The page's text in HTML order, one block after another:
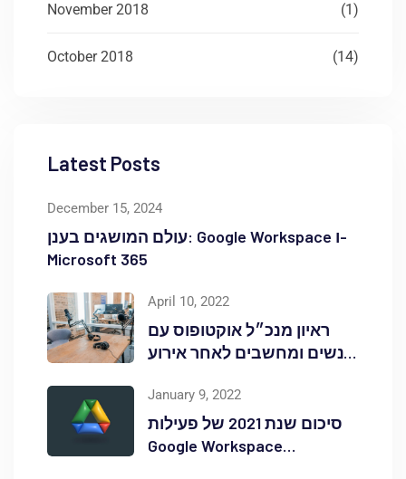
November 2018 (1)
October 2018 (14)
Latest Posts
December 15, 2024
עולם המושגים בענן: Google Workspace ו-
Microsoft 365
April 10, 2022
ראיון מנכ״ל אוקטופוס עם
אנשים ומחשבים לאחר אירוע
January 9, 2022
סיכום שנת 2021 של פעילות
Google Workspace